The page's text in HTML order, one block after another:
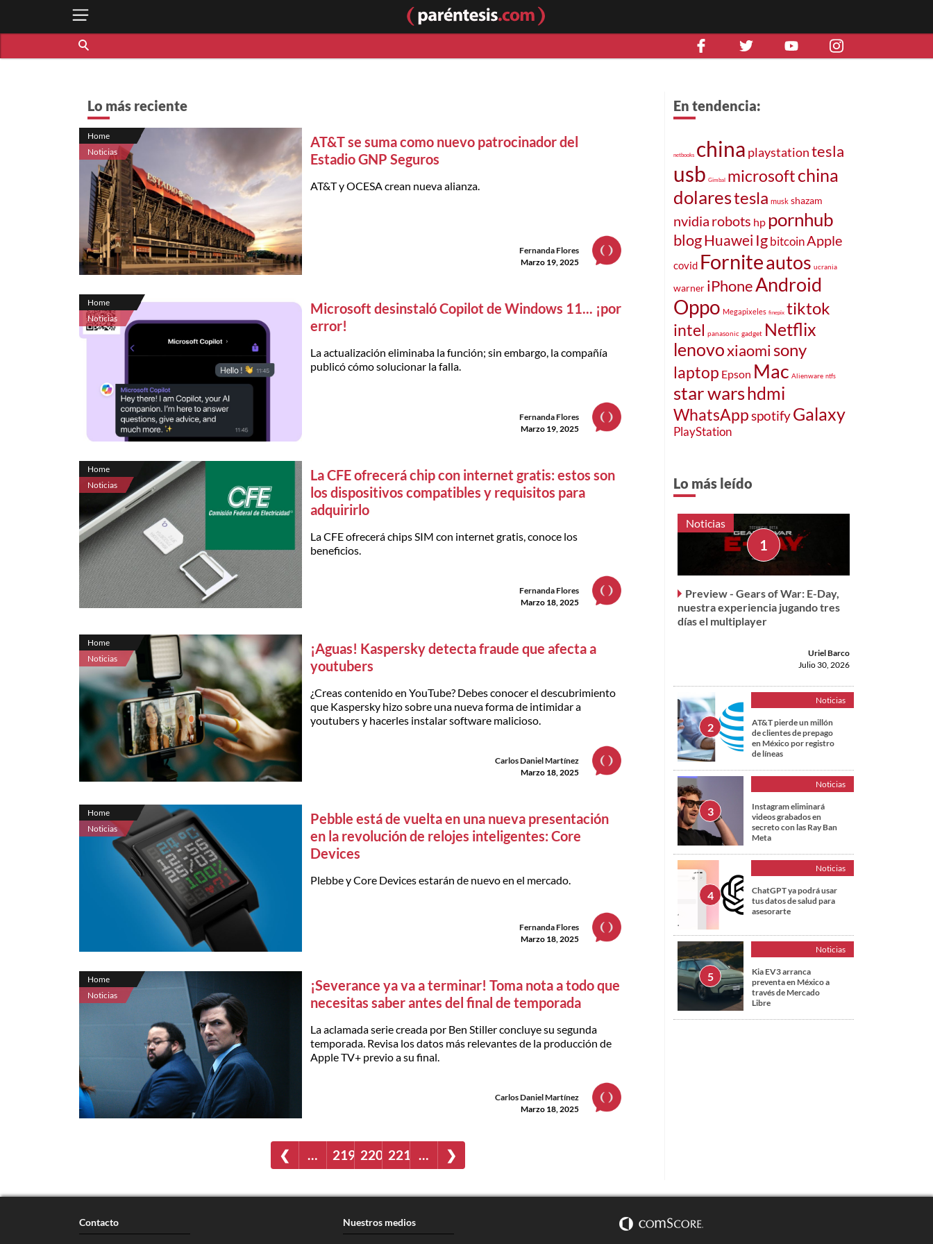
Lo más reciente
Home
Noticias
AT&T se suma como nuevo patrocinador del
Estadio GNP Seguros
AT&T y OCESA crean nueva alianza.
Fernanda Flores
Marzo 19, 2025
Home
Noticias
Microsoft desinstaló Copilot de Windows 11... ¡por
error!
La actualización eliminaba la función; sin embargo, la compañía
publicó cómo solucionar la falla.
Fernanda Flores
Marzo 19, 2025
Home
Noticias
La CFE ofrecerá chip con internet gratis: estos son
los dispositivos compatibles y requisitos para
adquirirlo
La CFE ofrecerá chips SIM con internet gratis, conoce los
beneficios.
Fernanda Flores
Marzo 18, 2025
Home
Noticias
¡Aguas! Kaspersky detecta fraude que afecta a
youtubers
¿Creas contenido en YouTube? Debes conocer el descubrimiento
que Kaspersky hizo sobre una nueva forma de intimidar a
youtubers y hacerles instalar software malicioso.
Carlos Daniel Martínez
Marzo 18, 2025
Home
Noticias
Pebble está de vuelta en una nueva presentación
en la revolución de relojes inteligentes: Core
Devices
Plebbe y Core Devices estarán de nuevo en el mercado.
Fernanda Flores
Marzo 18, 2025
Home
Noticias
¡Severance ya va a terminar! Toma nota a todo que
necesitas saber antes del final de temporada
La aclamada serie creada por Ben Stiller concluye su segunda
temporada. Revisa los datos más relevantes de la producción de
Apple TV+ previo a su final.
Carlos Daniel Martínez
Marzo 18, 2025
❮ … 219 220 221 … ❯
En tendencia:
netbooks china playstationtesla
usb Gimbal microsoftchina
dolarestesla musk shazam
nvidia robots hp pornhub
blogHuawei IgbitcoinApple
covid Forniteautos ucrania
warner iPhoneAndroid
Oppo Megapixeles finepix tiktok
intel panasonic gadget Netflix
lenovoxiaomisony
laptop Epson Mac Alienware ntfs
star warshdmi
WhatsAppspotifyGalaxy
PlayStation
Lo más leído
Noticias
Preview - Gears of War: E-Day,
nuestra experiencia jugando tres
días el multiplayer
Uriel Barco
Julio 30, 2026
Noticias
AT&T pierde un millón
de clientes de prepago
en México por registro
de líneas
Noticias
Instagram eliminará
videos grabados en
secreto con las Ray Ban
Meta
Noticias
ChatGPT ya podrá usar
tus datos de salud para
asesorarte
Noticias
Kia EV3 arranca
preventa en México a
través de Mercado
Libre
Contacto Nuestros medios